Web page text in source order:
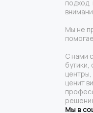
подход,
Мы не
С нами
центры,
ценит
Мы в